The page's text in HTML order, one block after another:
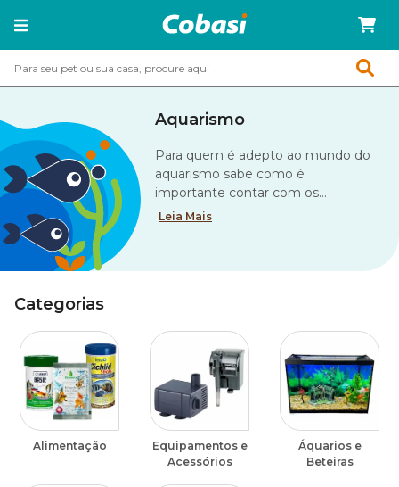
Aquarismo
Para quem é adepto ao mundo do
aquarismo sabe como é
importante contar com os
equipamentos certos para manter
é o lugar onde você vai encontrar
Leia Mais
Categorias
Alimentação
Equipamentos e
Acessórios
Áquarios e
Beteiras